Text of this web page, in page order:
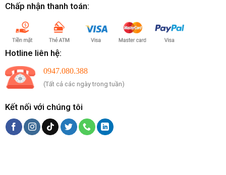
Chấp nhận thanh toán:
Hotline liên hệ:
0947.080.388
(Tất cả các ngày trong tuần)
Kết nối với chúng tôi